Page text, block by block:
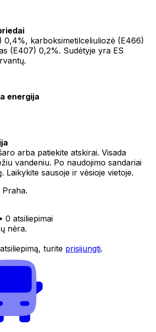
0,4%, karboksimetilceliuliozė (E466)
(E407) 0,2%. Sudėtyje yra ES
energija
arba patiekite atskirai. Visada
vandeniu. Po naudojimo sandariai
Laikykite sausoje ir vėsioje vietoje.
Praha.
• 0 atsiliepimai
nėra.
turite prisijungti.